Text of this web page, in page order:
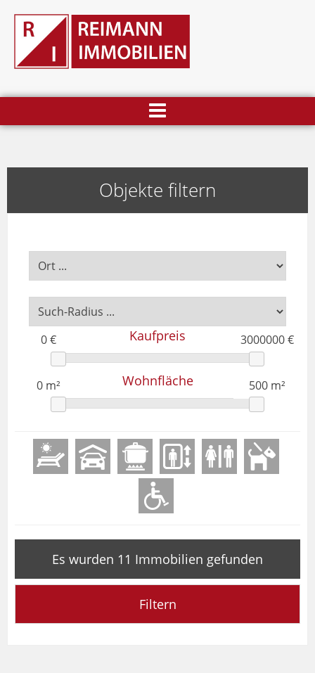
Objekte filtern
Kaufpreis
Wohnfläche
Es wurden 11 Immobilien gefunden